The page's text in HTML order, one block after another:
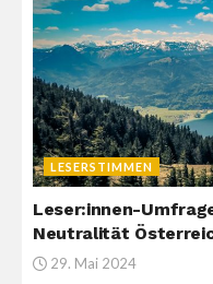
LESERSTIMMEN
Leser:innen-
Neutralität
29. Mai 2024